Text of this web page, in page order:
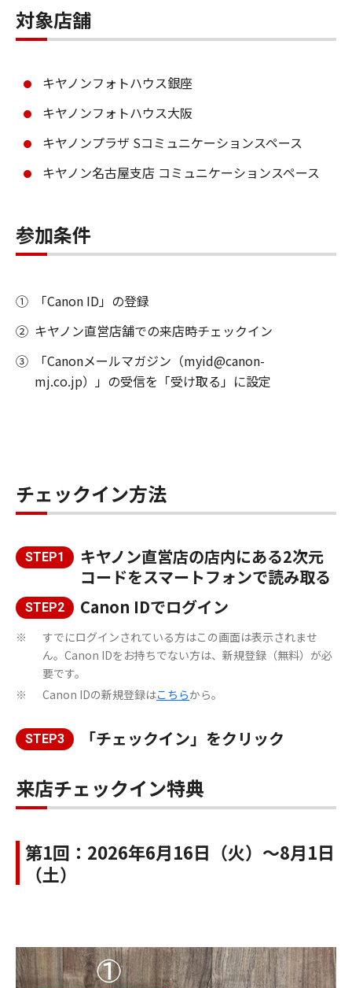
対象店舗
キヤノンフォトハウス銀座
キヤノンフォトハウス大阪
キヤノンプラザ Sコミュニケーションスペース
キヤノン名古屋支店 コミュニケーションスペース
参加条件
①
「Canon ID」の登録
② キヤノン直営店舗での来店時チェックイン
③
「Canonメールマガジン（myid@canon-
mj.co.jp）」の受信を「受け取る」に設定
チェックイン方法
STEP1
キヤノン直営店の店内にある2次元
コードをスマートフォンで読み取る
STEP2 Canon IDでログイン
※
すでにログインされている方はこの画面は表示されませ
ん。Canon IDをお持ちでない方は、新規登録（無料）が必
要です。
※ Canon IDの新規登録はこちらから。
STEP3 「チェックイン」をクリック
来店チェックイン特典
第1回：2026年6月16日（火）～8月1日
（土）